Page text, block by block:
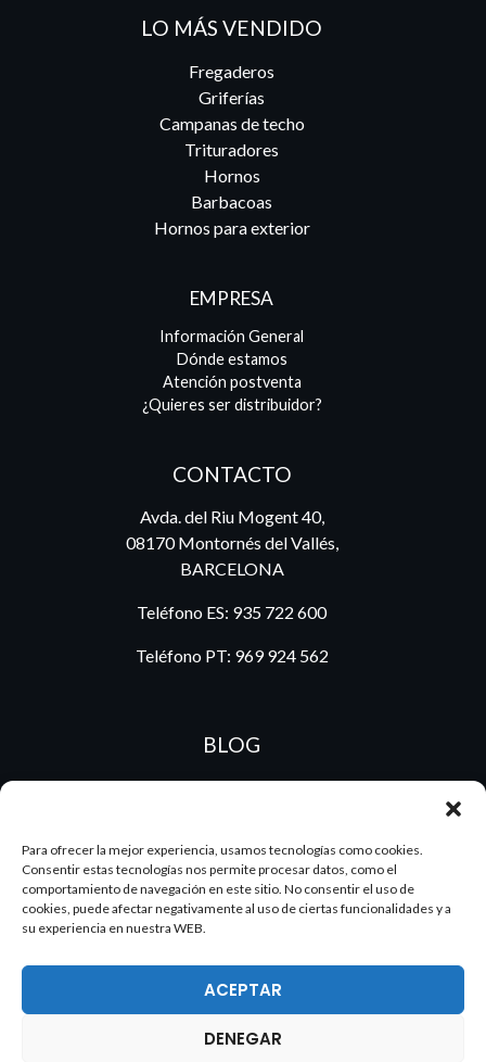
Para ofrecer la mejor experiencia, usamos tecnologías como cookies.
Consentir estas tecnologías nos permite procesar datos, como el
comportamiento de navegación en este sitio. No consentir el uso de
cookies, puede afectar negativamente al uso de ciertas funcionalidades y a
su experiencia en nuestra WEB.
ACEPTAR
DENEGAR
LO MÁS VENDIDO
Fregaderos
Griferías
Campanas de techo
Trituradores
Hornos
Barbacoas
Hornos para exterior
EMPRESA
Información General
Dónde estamos
Atención postventa
¿Quieres ser distribuidor?
CONTACTO
Avda. del Riu Mogent 40,
08170 Montornés del Vallés,
BARCELONA
Teléfono ES: 935 722 600
Teléfono PT: 969 924 562
BLOG